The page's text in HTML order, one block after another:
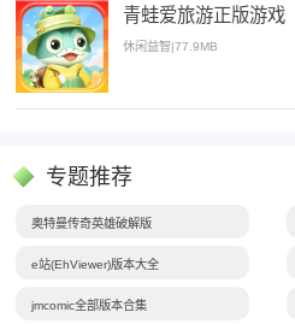
青蛙爱旅游正版游戏
休闲益智|77.9MB
专题推荐
奥特曼传奇英雄破解版
e站(EhViewer)版本大全
jmcomic全部版本合集